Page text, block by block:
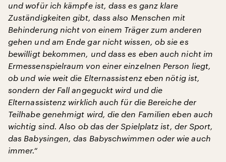
und wofür ich kämpfe ist, dass es ganz klare
Zuständigkeiten gibt, dass also Menschen mit
Behinderung nicht von einem Träger zum anderen
gehen und am Ende gar nicht wissen, ob sie es
bewilligt bekommen, und dass es eben auch nicht im
Ermessenspielraum von einer einzelnen Person liegt,
ob und wie weit die Elternassistenz eben nötig ist,
sondern der Fall angeguckt wird und die
Elternassistenz wirklich auch für die Bereiche der
Teilhabe genehmigt wird, die den Familien eben auch
wichtig sind. Also ob das der Spielplatz ist, der Sport,
das Babysingen, das Babyschwimmen oder wie auch
immer.“